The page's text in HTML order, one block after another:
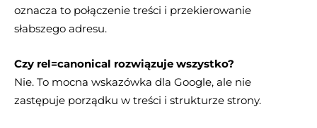
oznacza to połączenie treści i przekierowanie
słabszego adresu.
Czy rel=canonical rozwiązuje wszystko?
Nie. To mocna wskazówka dla Google, ale nie
zastępuje porządku w treści i strukturze strony.